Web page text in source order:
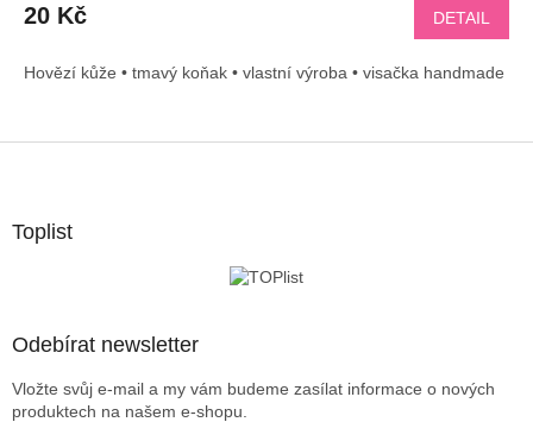
20 Kč DETAIL
Hovězí kůže • tmavý koňak • vlastní výroba • visačka handmade
Toplist
Odebírat newsletter
Vložte svůj e-mail a my vám budeme zasílat informace o nových
produktech na našem e-shopu.